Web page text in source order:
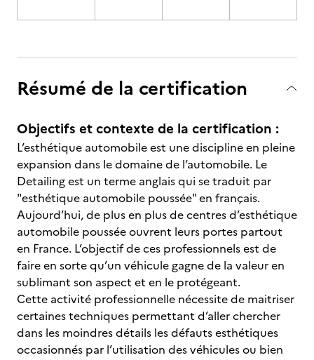
Résumé de la certification
Objectifs et contexte de la certification :
L’esthétique automobile est une discipline en pleine
expansion dans le domaine de l’automobile. Le
Detailing est un terme anglais qui se traduit par
"esthétique automobile poussée" en français.
Aujourd’hui, de plus en plus de centres d’esthétique
automobile poussée ouvrent leurs portes partout
en France. L’objectif de ces professionnels est de
faire en sorte qu’un véhicule gagne de la valeur en
sublimant son aspect et en le protégeant.
Cette activité professionnelle nécessite de maitriser
certaines techniques permettant d’aller chercher
dans les moindres détails les défauts esthétiques
occasionnés par l’utilisation des véhicules ou bien